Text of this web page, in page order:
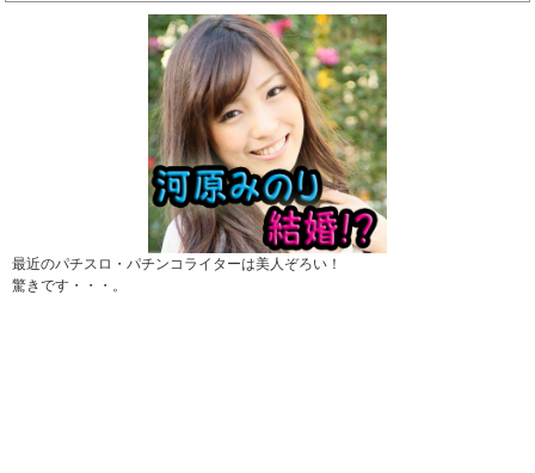
最近のパチスロ・パチンコライターは美人ぞろい！
驚きです・・・。